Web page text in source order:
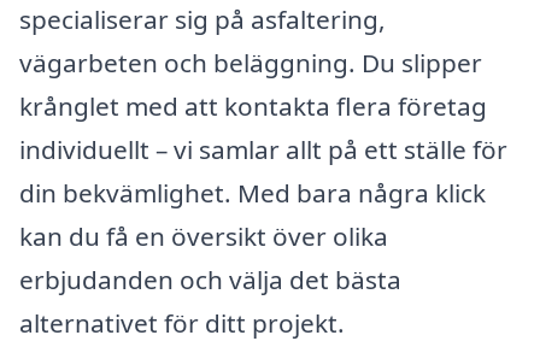
specialiserar sig på asfaltering,
vägarbeten och beläggning. Du slipper
krånglet med att kontakta flera företag
individuellt – vi samlar allt på ett ställe för
din bekvämlighet. Med bara några klick
kan du få en översikt över olika
erbjudanden och välja det bästa
alternativet för ditt projekt.